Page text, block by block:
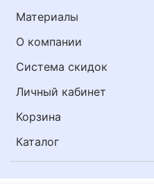
Материалы
О компании
Система скидок
Личный кабинет
Корзина
Каталог